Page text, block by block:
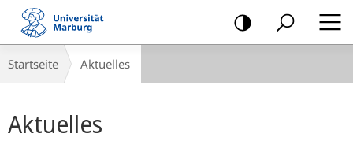
Mobile-
Navigation
Breadcrumb-
Navigation
Startseite Aktuelles
Aktuelles